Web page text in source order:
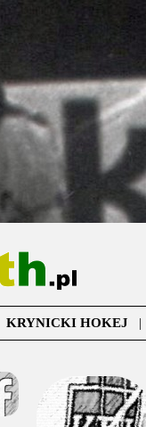
KRYNICKI HOKEJ